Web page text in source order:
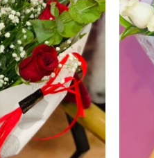
VISTA RAPIDA